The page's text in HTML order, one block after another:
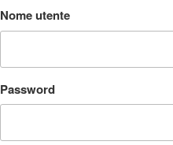
Nome utente
Password